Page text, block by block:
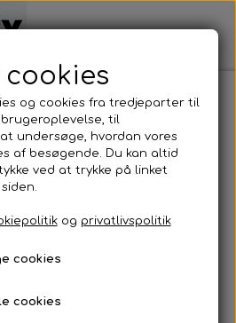
Nøglehus Suzuki - Nøglehus
og cookies fra tredjeparter til
til
undersøge, hvordan vores
af besøgende. Du kan altid
ved at trykke på linket
og privatlivspolitik
cookies
cookies